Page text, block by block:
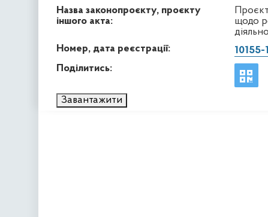
Назва законопроєкту, проєкту
іншого акта:
щодо
Номер, дата реєстрації:
10155-1
Поділитись:
Завантажити